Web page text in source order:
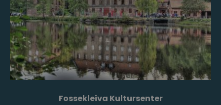
Fossekleiva Kultursenter